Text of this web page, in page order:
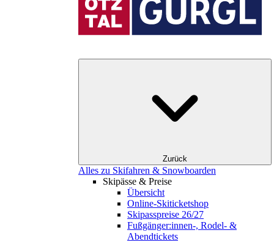
Zurück
Alles zu Skifahren & Snowboarden
Skipässe & Preise
Übersicht
Online-Skiticketshop
Skipasspreise 26/27
Fußgänger:innen-, Rodel- &
Abendtickets